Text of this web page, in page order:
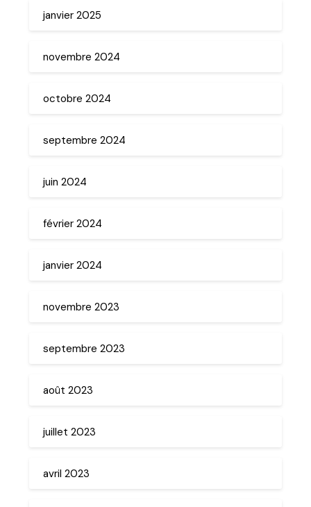
janvier 2025
novembre 2024
octobre 2024
septembre 2024
juin 2024
février 2024
janvier 2024
novembre 2023
septembre 2023
août 2023
juillet 2023
avril 2023